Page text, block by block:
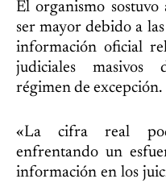
El organismo
ser mayor debido a
información oficial
judiciales masivos
régimen de excepción.
«La cifra real
enfrentando un
información en los